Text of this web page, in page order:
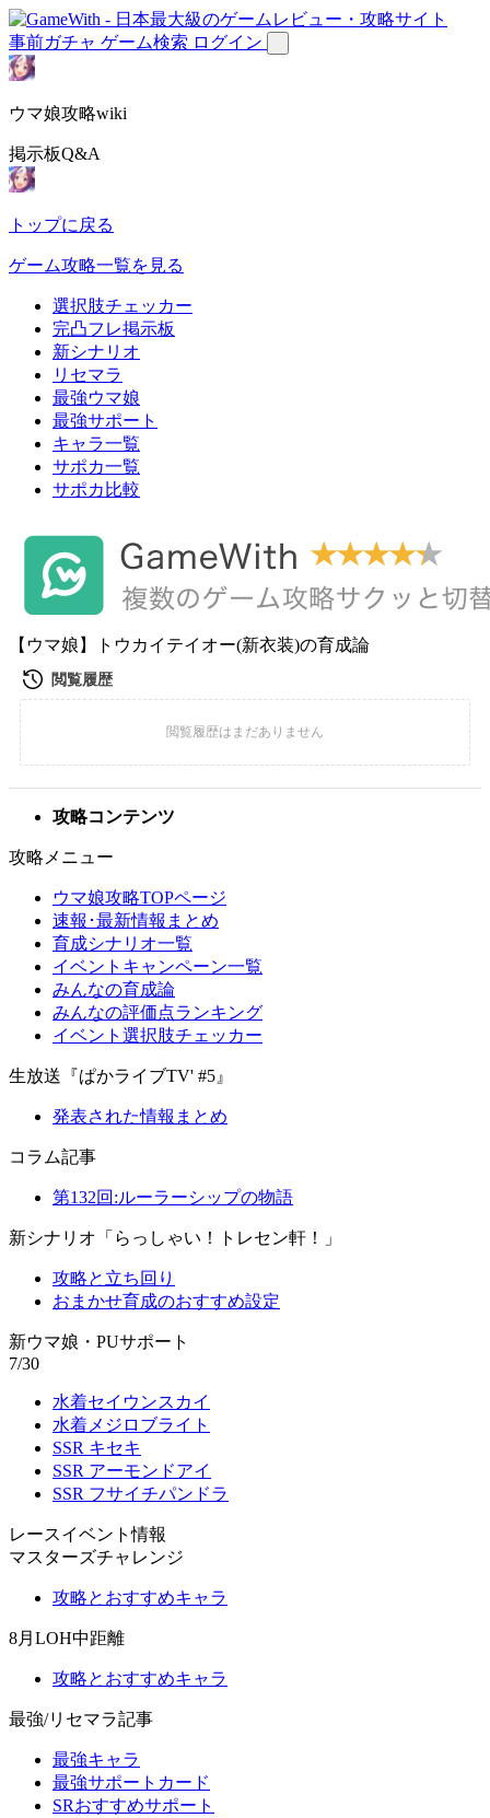
事前ガチャ ゲーム検索 ログイン
ウマ娘攻略wiki
掲示板Q&A
トップに戻る
ゲーム攻略一覧を見る
選択肢チェッカー
完凸フレ掲示板
新シナリオ
リセマラ
最強ウマ娘
最強サポート
キャラ一覧
サポカ一覧
サポカ比較
【ウマ娘】トウカイテイオー(新衣装)の育成論
攻略コンテンツ
攻略メニュー
ウマ娘攻略TOPページ
速報･最新情報まとめ
育成シナリオ一覧
イベントキャンペーン一覧
みんなの育成論
みんなの評価点ランキング
イベント選択肢チェッカー
生放送『ぱかライブTV' #5』
発表された情報まとめ
コラム記事
第132回:ルーラーシップの物語
新シナリオ「らっしゃい！トレセン軒！」
攻略と立ち回り
おまかせ育成のおすすめ設定
新ウマ娘・PUサポート
7/30
水着セイウンスカイ
水着メジロブライト
SSR キセキ
SSR アーモンドアイ
SSR フサイチパンドラ
レースイベント情報
マスターズチャレンジ
攻略とおすすめキャラ
8月LOH中距離
攻略とおすすめキャラ
最強/リセマラ記事
最強キャラ
最強サポートカード
SRおすすめサポート